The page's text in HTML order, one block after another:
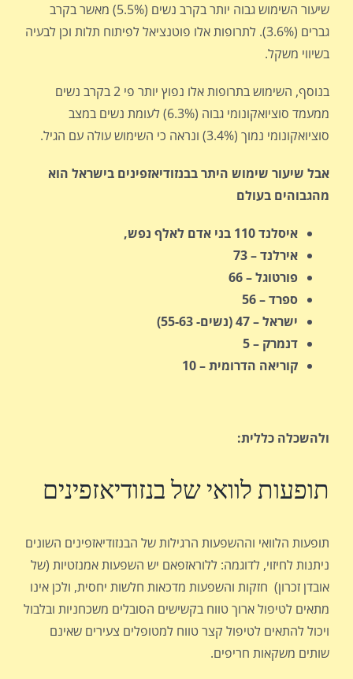
שיעור השימוש גבוה יותר בקרב נשים (5.5%) מאשר בקרב
גברים (3.6%). לתרופות אלו פוטנציאל לפיתוח תלות וכן לבעיה
בשיווי משקל.
בנוסף, השימוש בתרופות אלו נפוץ יותר פי 2 בקרב נשים
ממעמד סוציואקונומי גבוה (6.3%) לעומת נשים במצב
סוציואקונומי נמוך (3.4%) ונראה כי השימוש עולה עם הגיל.
אבל שיעור שימוש היתר בבנזודיאזפינים בישראל הוא
מהגבוהים בעולם
איסלנד 110 בני אדם לאלף נפש,
אירלנד – 73
פורטוגל – 66
ספרד – 56
ישראל – 47 (נשים- 55-63)
דנמרק – 5
קוריאה הדרומית – 10
ולהשכלה כללית:
תופעות לוואי של בנזודיאזפינים
תופעות הלוואי וההשפעות הרגילות של הבנזודיאזפינים השונים
ניתנות לחיזוי, לדוגמה: ללוראזפאם יש השפעות אמנזטיות (של
אובדן זכרון) חזקות והשפעות מדכאות חלשות יחסית, ולכן אינו
מתאים לטיפול ארוך טווח בקשישים הסובלים משכחניות ובלבול
ויכול להתאים לטיפול קצר טווח למטופלים צעירים שאינם
שותים משקאות חריפים.